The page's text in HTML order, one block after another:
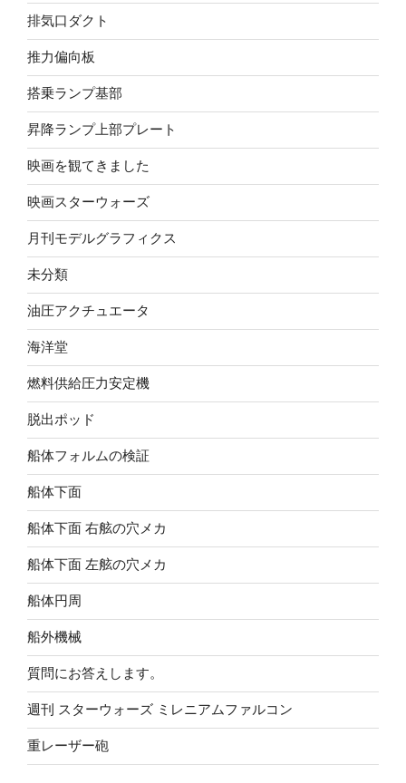
排気口ダクト
推力偏向板
搭乗ランプ基部
昇降ランプ上部プレート
映画を観てきました
映画スターウォーズ
月刊モデルグラフィクス
未分類
油圧アクチュエータ
海洋堂
燃料供給圧力安定機
脱出ポッド
船体フォルムの検証
船体下面
船体下面 右舷の穴メカ
船体下面 左舷の穴メカ
船体円周
船外機械
質問にお答えします。
週刊 スターウォーズ ミレニアムファルコン
重レーザー砲